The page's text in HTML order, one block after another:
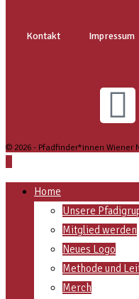
Kontakt Impressum
© 2026 - Pfadfinder*innen Wiener
Home
Unsere
Mitglied werden
Neues Logo
Methode und
Merch